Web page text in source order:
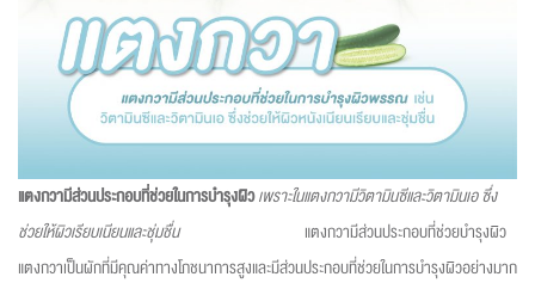
แตงกวามีส่วนประกอบที่ช่วยในการบำรุงผิวเพราะในแตงกวามีวิตามินซีและวิตามินเอ ซึ่ง
ช่วยให้ผิวเรียบเนียนและชุ่มชื่น แตงกวามีส่วนประกอบที่ช่วยบำรุงผิว
แตงกวาเป็นผักที่มีคุณค่าทางโภชนาการสูงและมีส่วนประกอบที่ช่วยในการบำรุงผิวอย่างมาก